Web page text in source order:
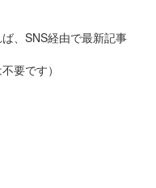
、SNS経由で最新記事
要です）